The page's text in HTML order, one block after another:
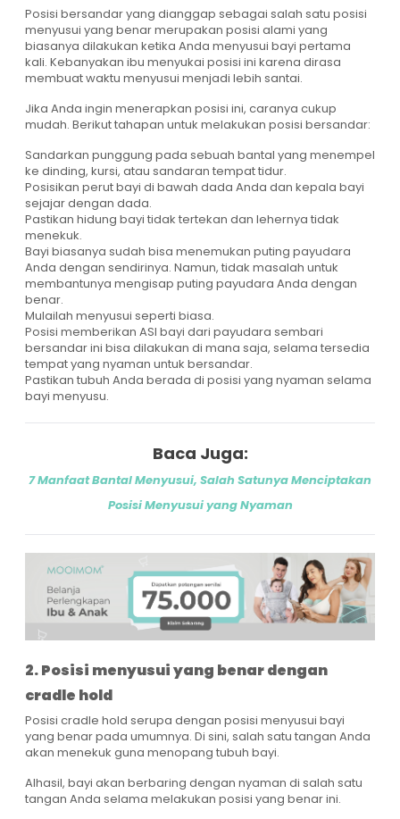
Posisi bersandar yang dianggap sebagai salah satu posisi
menyusui yang benar merupakan posisi alami yang
biasanya dilakukan ketika Anda menyusui bayi pertama
kali. Kebanyakan ibu menyukai posisi ini karena dirasa
membuat waktu menyusui menjadi lebih santai.
Jika Anda ingin menerapkan posisi ini, caranya cukup
mudah. Berikut tahapan untuk melakukan posisi bersandar:
Sandarkan punggung pada sebuah bantal yang menempel
ke dinding, kursi, atau sandaran tempat tidur.
Posisikan perut bayi di bawah dada Anda dan kepala bayi
sejajar dengan dada.
Pastikan hidung bayi tidak tertekan dan lehernya tidak
menekuk.
Bayi biasanya sudah bisa menemukan puting payudara
Anda dengan sendirinya. Namun, tidak masalah untuk
membantunya mengisap puting payudara Anda dengan
benar.
Mulailah menyusui seperti biasa.
Posisi memberikan ASI bayi dari payudara sembari
bersandar ini bisa dilakukan di mana saja, selama tersedia
tempat yang nyaman untuk bersandar.
Pastikan tubuh Anda berada di posisi yang nyaman selama
bayi menyusu.
Baca Juga:
7 Manfaat Bantal Menyusui, Salah Satunya Menciptakan
Posisi Menyusui yang Nyaman
2. Posisi menyusui yang benar dengan
cradle hold
Posisi cradle hold serupa dengan posisi menyusui bayi
yang benar pada umumnya. Di sini, salah satu tangan Anda
akan menekuk guna menopang tubuh bayi.
Alhasil, bayi akan berbaring dengan nyaman di salah satu
tangan Anda selama melakukan posisi yang benar ini.